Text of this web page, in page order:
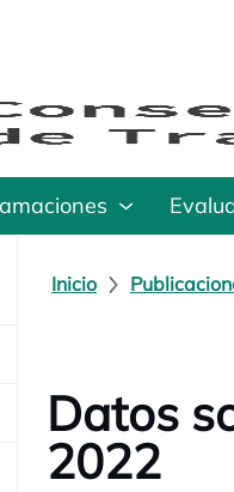
Inicio
Datos
2022